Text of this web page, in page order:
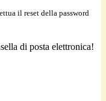
il reset della password
di posta elettronica!